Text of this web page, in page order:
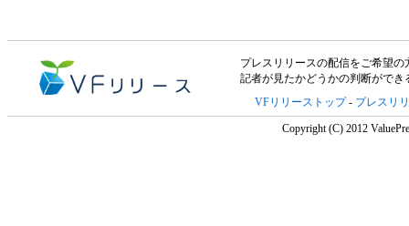
プレスリリースの配信をご希望の
記者が見たかどうかの判断がで
VFリリーストップ- プレスリ
Copyright (C) 2012